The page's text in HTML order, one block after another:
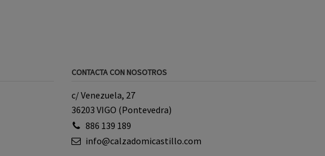
CONTACTA CON NOSOTROS
c/ Venezuela, 27
36203 VIGO (Pontevedra)
886 139 189
info@calzadomicastillo.com